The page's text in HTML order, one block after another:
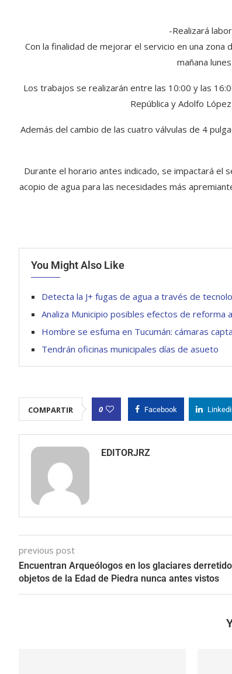
-Realizará
Con la finalidad de mejorar el servicio en una zona
mañana
Los trabajos se realizarán entre las 10:00 y las
República y Adolfo
Además del cambio de las cuatro válvulas de 4
Durante el horario antes indicado, se impactará el
acopio de agua para las necesidades más
You Might Also Like
Detecta la J+ fugas de agua a través de
Analiza Municipio posibles efectos de reforma
Hombre se esfuma en Tucumán: cámaras
Tendrán oficinas municipales días de asueto
COMPARTIR 0 Facebook
EDITORJRZ
previous post
Encuentran Arqueólogos en los glaciares
objetos de la Edad de Piedra nunca antes vistos